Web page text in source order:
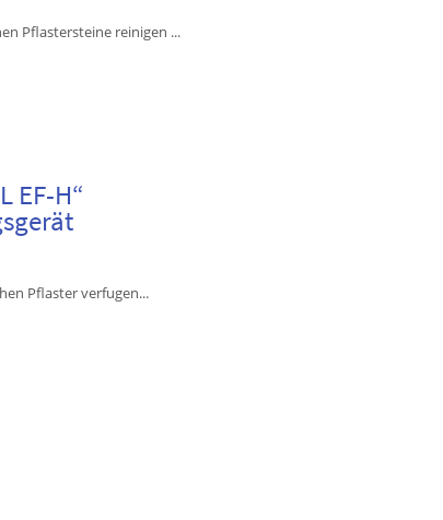
Pflastersteine reinigen ...
EF-H“
Pflaster verfugen...